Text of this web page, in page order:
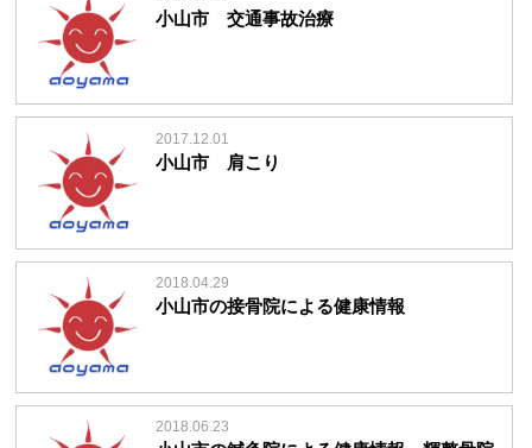
小山市 交通事故治療
2017.12.01
小山市 肩こり
2018.04.29
小山市の接骨院による健康情報
2018.06.23